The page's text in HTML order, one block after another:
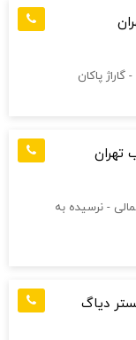
پاکان
تهران
- نرسیده به
دیاگ